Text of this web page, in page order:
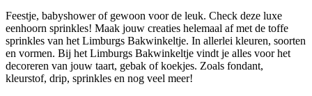
Feestje, babyshower of gewoon voor de leuk. Check deze luxe
eenhoorn sprinkles! Maak jouw creaties helemaal af met de toffe
sprinkles van het Limburgs Bakwinkeltje. In allerlei kleuren, soorten
en vormen. Bij het Limburgs Bakwinkeltje vindt je alles voor het
decoreren van jouw taart, gebak of koekjes. Zoals fondant,
kleurstof, drip, sprinkles en nog veel meer!